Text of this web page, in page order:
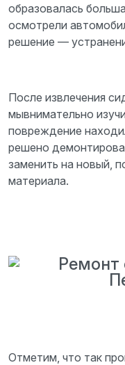
образовалась
осмотрели
решение —
После извлечения
мывнимательно
повреждение
решено
заменить на новый,
материала.
Отметим, что так